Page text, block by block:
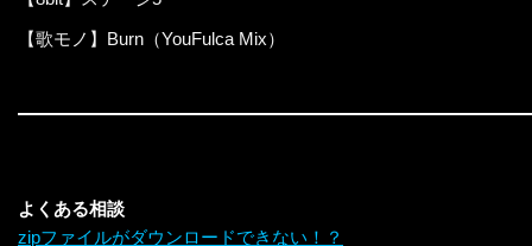
【歌モノ】Burn（YouFulca Mix）
よくある相談
zipファイルがダウンロードできない！？